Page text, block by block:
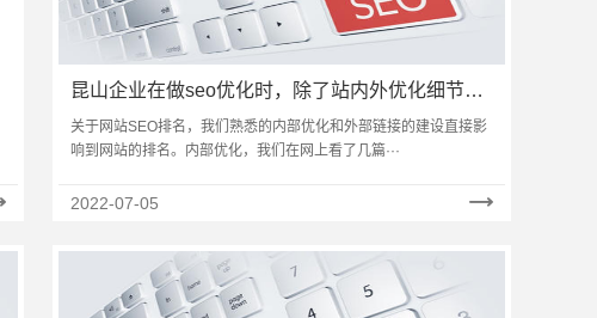
昆山企业在做seo优化时，除了站内外优化细节还
应注意什么？
关于网站SEO排名，我们熟悉的内部优化和外部链接的建设直接影
响到网站的排名。内部优化，我们在网上看了几篇···
2022-07-05